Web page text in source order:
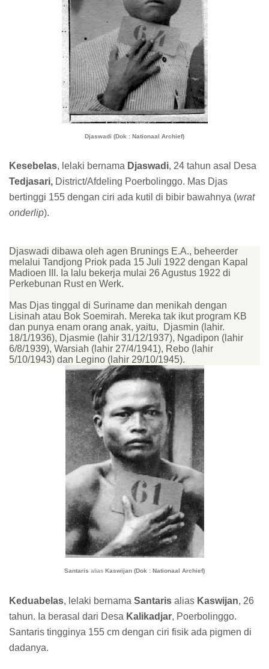
Djaswadi (Dok : Nationaal Archief)
Kesebelas, lelaki bernama Djaswadi, 24 tahun asal Desa
Tedjasari, District/Afdeling Poerbolinggo. Mas Djas
bertinggi 155 dengan ciri ada kutil di bibir bawahnya (wrat
onderlip).
Djaswadi dibawa oleh agen Brunings E.A., beheerder
melalui Tandjong Priok pada 15 Juli 1922 dengan Kapal
Madioen III. Ia lalu bekerja mulai 26 Agustus 1922 di
Perkebunan Rust en Werk.
Mas Djas tinggal di Suriname dan menikah dengan
Lisinah atau Bok Soemirah. Mereka tak ikut program KB
dan punya enam orang anak, yaitu,
Djasmin (lahir.
18/1/1936), Djasmie (lahir 31/12/1937), Ngadipon (lahir
6/8/1939), Warsiah (lahir 27/4/1941), Rebo (lahir
5/10/1943) dan Legino (lahir 29/10/1945).
Santaris alias Kaswijan (Dok : Nationaal Archief)
Keduabelas, lelaki bernama Santaris alias Kaswijan, 26
tahun. Ia berasal dari Desa Kalikadjar, Poerbolinggo.
Santaris tingginya 155 cm dengan ciri fisik ada pigmen di
dadanya.